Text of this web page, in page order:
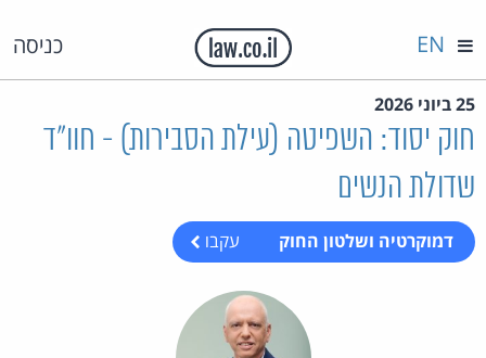
כניסה EN
25 ביוני 2026
חוק יסוד: השפיטה (עילת הסבירות) - חוו"ד
שדולת הנשים
דמוקרטיה ושלטון החוק עקבו